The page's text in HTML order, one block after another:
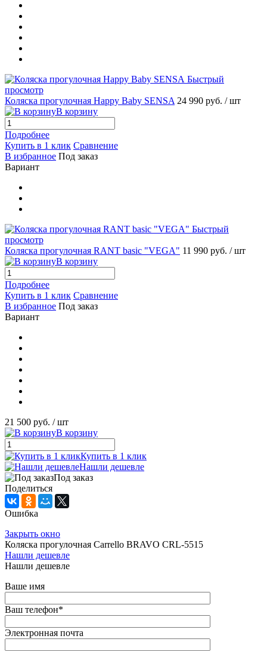
Быстрый
просмотр
Коляска прогулочная Happy Baby SENSA 24 990 руб. / шт
В корзину
Подробнее
Купить в 1 клик Сравнение
В избранное Под заказ
Вариант
Быстрый
просмотр
Коляска прогулочная RANT basic "VEGA" 11 990 руб. / шт
В корзину
Подробнее
Купить в 1 клик Сравнение
В избранное Под заказ
Вариант
21 500 руб. / шт
В корзину
Купить в 1 клик
Нашли дешевле
Под заказ
Поделиться
Ошибка
Закрыть окно
Коляска прогулочная Carrello BRAVO CRL-5515
Нашли дешевле
Нашли дешевле
Ваше имя
Ваш телефон*
Электронная почта